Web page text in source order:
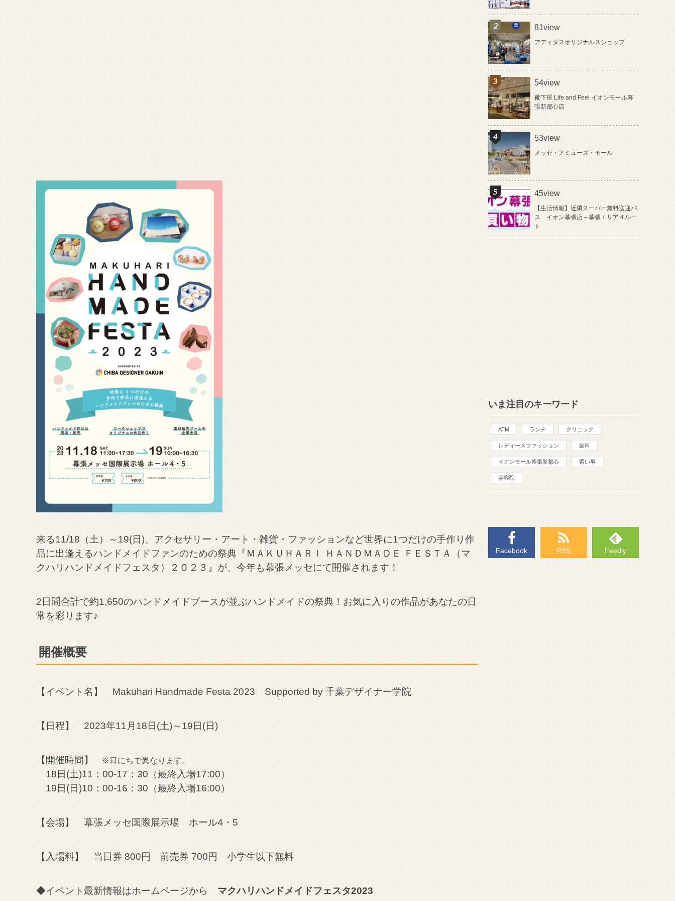
来る11/18（土）～19(日)、アクセサリー・アート・雑貨・ファッションなど世界に1つだけの手作り作
品に出逢えるハンドメイドファンのための祭典『ＭＡＫＵＨＡＲＩ ＨＡＮＤＭＡＤＥ ＦＥＳＴＡ（マ
クハリハンドメイドフェスタ）２０２３』が、今年も幕張メッセにて開催されます！
2日間合計で約1,650のハンドメイドブースが並ぶハンドメイドの祭典！お気に入りの作品があなたの日
常を彩ります♪
開催概要
【イベント名】 Makuhari Handmade Festa 2023 Supported by 千葉デザイナー学院
【日程】 2023年11月18日(土)～19日(日)
【開催時間】 ※日にちで異なります。
18日(土)11：00-17：30（最終入場17:00）
19日(日)10：00-16：30（最終入場16:00）
【会場】 幕張メッセ国際展示場 ホール4・5
【入場料】 当日券 800円 前売券 700円 小学生以下無料
◆イベント最新情報はホームページから マクハリハンドメイドフェスタ2023
81view
アディダスオリジナルスショップ
54view
靴下屋 Life and Feel イオンモール幕
張新都心店
53view
メッセ・アミューズ・モール
45view
【生活情報】近隣スーパー無料送迎バ
ス イオン幕張店～幕張エリア４ルー
ト
いま注目のキーワード
ATM ランチ クリニック
レディースファッション 歯科
イオンモール幕張新都心 習い事
美容院
Facebook RSS Feedly